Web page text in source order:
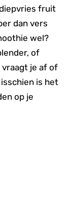
fruit
dan vers
wel?
of
vraagt je af of
is het
op je